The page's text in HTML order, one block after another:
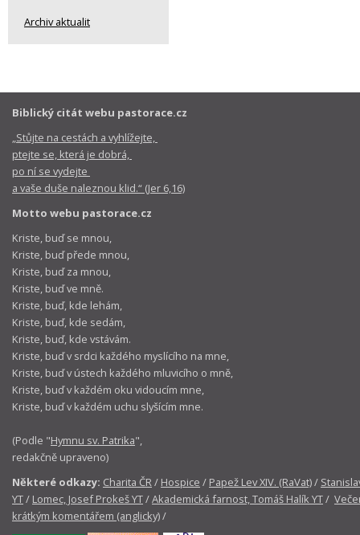
Archiv aktualit
Biblický citát webu pastorace.cz
„Stůjte na cestách a vyhlížejte,
ptejte se, která je dobrá,
po ní se vydejte
a vaše duše naleznou klid.“ (Jer 6,16)
Motto webu pastorace.cz
Kriste, buď se mnou,
Kriste, buď přede mnou,
Kriste, buď za mnou,
Kriste, buď ve mně.
Kriste, buď, kde lehám,
Kriste, buď, kde sedám,
Kriste, buď, kde vstávám.
Kriste, buď v srdci každého myslícího na mne,
Kriste, buď v ústech každého mluvicího o mně,
Kriste, buď v každém oku vidoucím mne,
Kriste, buď v každém uchu slyšícím mne.
(Podle "Hymnu sv. Patrika",
redakčně upraveno)
Některé odkazy: Charita ČR/ Hospice / Papež Lev XIV. (RaVat)/
YT/ Lomec, Josef Prokeš YT/Akademická farnost, Tomáš Halík YT/
krátkým komentářem (anglicky)/